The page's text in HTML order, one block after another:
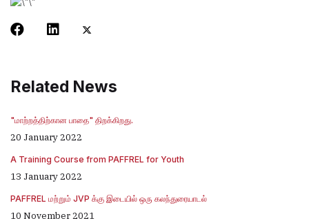
Related News
"மாற்றத்திற்கான பாதை" திறக்கிறது.
20 January 2022
A Training Course from PAFFREL for Youth
13 January 2022
PAFFREL மற்றும் JVP க்கு இடையில் ஒரு கலந்துரையாடல்
10 November 2021